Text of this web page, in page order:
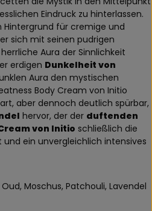
Eindruck zu hinterlassen.
Hintergrund für cremige und
sich mit seinen pudrigen
Aura der Sinnlichkeit
erdigen Dunkelheit von
Aura den mystischen
Body Cream von Initio
aber dennoch deutlich spürbar,
hervor, der der duftenden
von Initio schließlich die
ein unvergleichlich intensives
Moschus, Patchouli, Lavendel